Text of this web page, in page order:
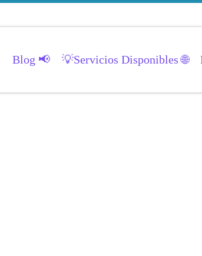
Blog 📢 💡Servicios Disponibles 🌐